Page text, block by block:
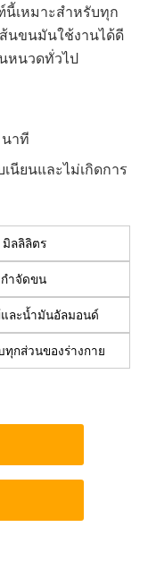
เหมาะสำหรับทุก
นขนมันใช้งานได้ดี
หนวดทั่วไป
าที
นียนและไม่เกิดการ
ลลิลิตร
ำจัดขน
และน้ำมันอัลมอนด์
ทุกส่วนของร่างกาย